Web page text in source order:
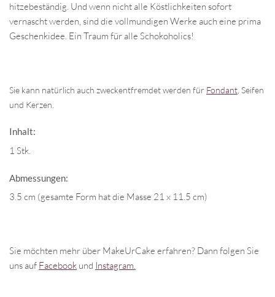
hitzebeständig. Und wenn nicht alle Köstlichkeiten sofort
vernascht werden, sind die vollmundigen Werke auch eine prima
Geschenkidee. Ein Traum für alle Schokoholics!
Sie kann natürlich auch zweckentfremdet werden für Fondant , Seifen
und Kerzen.
Inhalt:
1 Stk.
Abmessungen:
3.5 cm (gesamte Form hat die Masse 21 x 11.5 cm)
Sie möchten mehr über MakeUrCake erfahren? Dann folgen Sie
uns auf Facebook und Instagram.